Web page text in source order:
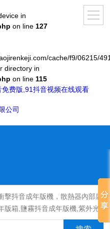
in
on line 127
cache/f9/06215/
directory in
on line 115
费版,91抖音视频在线观看
擊抖音成年版機，散熱器內部腐
版箱,鹽霧抖音成年版機,紫外光
音成年版箱，沙塵抖音成年版